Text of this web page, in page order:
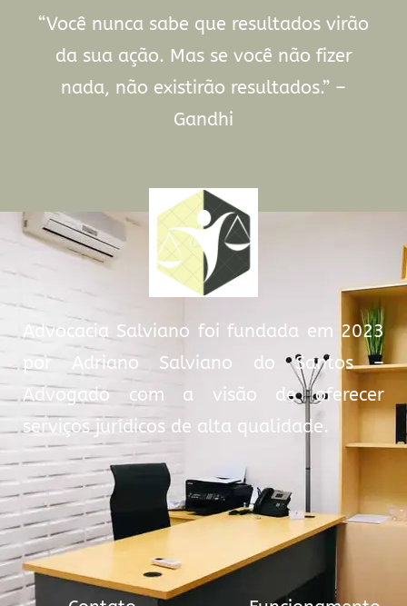
“Você nunca sabe que resultados virão
da sua ação. Mas se você não fizer
nada, não existirão resultados.” –
Gandhi
Advocacia Salviano foi fundada em 2023
por Adriano Salviano do Santos –
Advogado com a visão de oferecer
serviços jurídicos de alta qualidade.